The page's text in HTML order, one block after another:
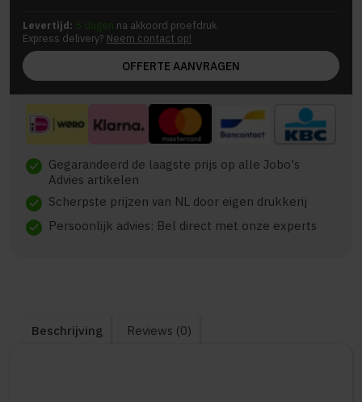
Levertijd: 5 dagen na akkoord proefdruk
Express delivery? Neem contact op!
OFFERTE AANVRAGEN
check Gegarandeerd de laagste prijs op alle Jobo's
Advies artikelen
check Scherpste prijzen van NL door eigen drukkerij
check Persoonlijk advies: Bel direct met onze experts
Beschrijving Reviews (0)